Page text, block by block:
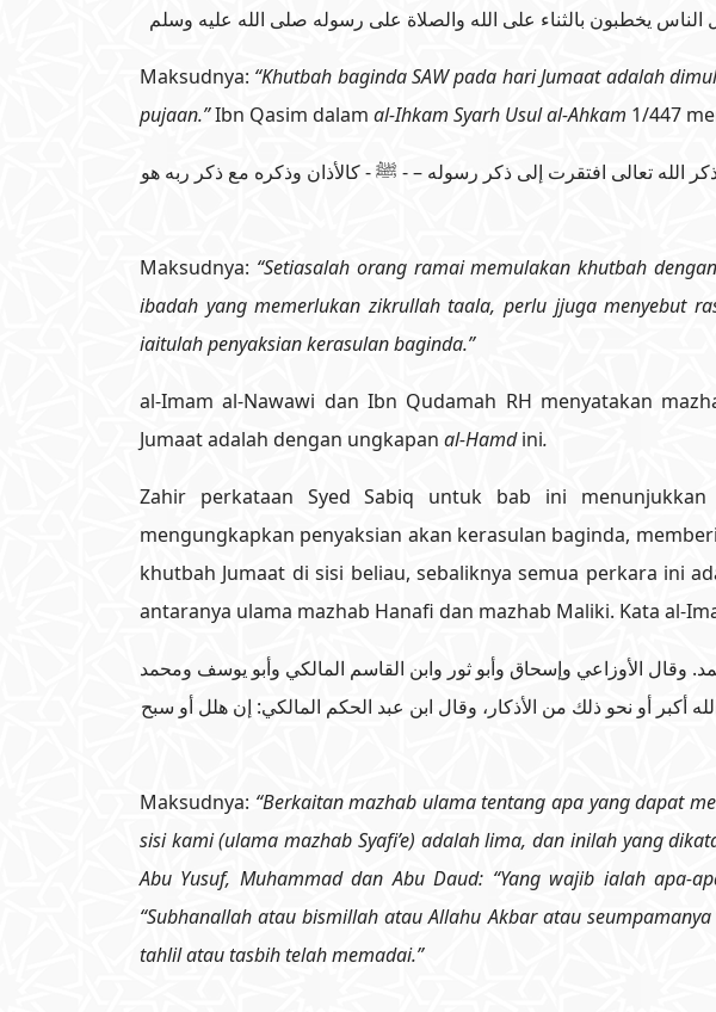
يخطبون بالثناء على الله والصلاة على رسوله صلى الله عليه وسلم
Maksudnya: “Khutbah baginda SAW pada hari Jumaat adalah
pujaan.”Ibn Qasim dalam al-Ihkam Syarh Usul al-Ahkam 1/447
الله تعالى افتقرت إلى ذكر رسوله – - ﷺ - كالأذان وذكره مع ذكر ربه هو
Maksudnya: “Setiasalah orang ramai memulakan khutbah
ibadah yang memerlukan zikrullah taala, perlu jjuga menyebut
iaitulah penyaksian kerasulan baginda.”
al-Imam al-Nawawi dan Ibn Qudamah RH menyatakan
Jumaat adalah dengan ungkapan al-Hamdini.
Zahir perkataan Syed Sabiq untuk bab ini menunjukkan
mengungkapkan penyaksian akan kerasulan baginda,
khutbah Jumaat di sisi beliau, sebaliknya semua perkara ini
antaranya ulama mazhab Hanafi dan mazhab Maliki. Kata al-
وقال الأوزاعي وإسحاق وأبو ثور وابن القاسم المالكي وأبو يوسف ومحمد
أكبر أو نحو ذلك من الأذكار، وقال ابن عبد الحكم المالكي: إن هلل أو سبح
Maksudnya: “Berkaitan mazhab ulama tentang apa yang dapat
sisi kami (ulama mazhab Syafi’e) adalah lima, dan inilah yang
Abu Yusuf, Muhammad dan Abu Daud: “Yang wajib ialah apa-
“Subhanallah atau bismillah atau Allahu Akbar atau
tahlil atau tasbih telah memadai.”